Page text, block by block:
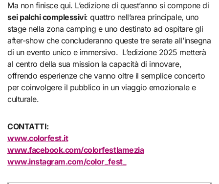
Ma non finisce qui. L’edizione di quest’anno si compone di
sei palchi complessivi: quattro nell’area principale, uno
stage nella zona camping e uno destinato ad ospitare gli
after-show che concluderanno queste tre serate all’insegna
di un evento unico e immersivo. L’edizione 2025 metterà
al centro della sua mission la capacità di innovare,
offrendo esperienze che vanno oltre il semplice concerto
per coinvolgere il pubblico in un viaggio emozionale e
culturale.
CONTATTI:
www.colorfest.it
www.facebook.com/colorfestlamezia
www.instagram.com/color_fest_